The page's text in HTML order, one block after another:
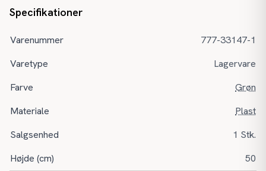
Specifikationer
Varenummer
777-33147-1
Varetype
Lagervare
Farve
Grøn
Materiale
Plast
Salgsenhed
1 Stk.
Højde (cm)
50